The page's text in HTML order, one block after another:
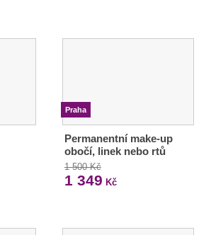
Praha
Permanentní make-up
obočí, linek nebo rtů
1 500 Kč
1 349 Kč